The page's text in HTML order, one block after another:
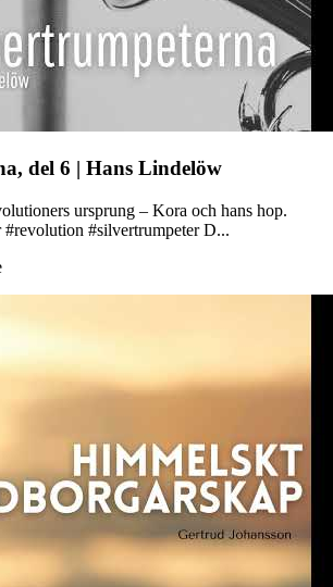
del 6 | Hans Lindelöw
ursprung – Kora och hans hop.
#revolution #silvertrumpeter D...